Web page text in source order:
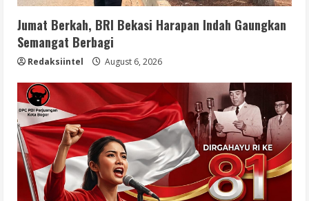
Jumat Berkah, BRI Bekasi Harapan Indah Gaungkan
Semangat Berbagi
Redaksiintel August 6, 2026